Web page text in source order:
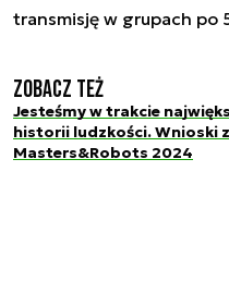
transmisję w grupach po
Zobacz też
Jesteśmy w trakcie
historii ludzkości. Wnioski z
Masters&Robots 2024